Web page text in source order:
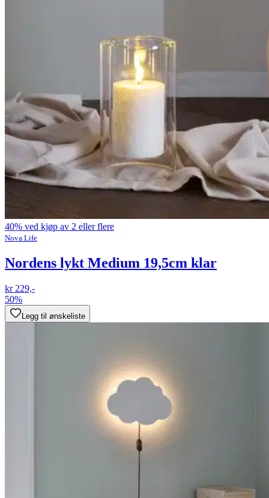
40% ved kjøp av 2 eller flere
Nova Life
Nordens lykt Medium 19,5cm klar
kr 229,-
50%
Legg til ønskeliste